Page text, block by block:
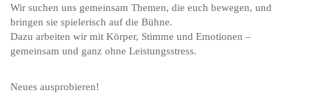
Wir suchen uns gemeinsam Themen, die euch bewegen, und
bringen sie spielerisch auf die Bühne.
Dazu arbeiten wir mit Körper, Stimme und Emotionen –
gemeinsam und ganz ohne Leistungsstress.
Neues ausprobieren!